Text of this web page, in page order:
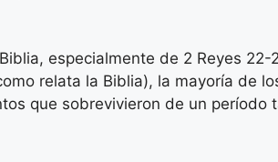
especialmente de 2 Reyes
relata la Biblia),​ la mayoría de
que sobrevivieron de un período